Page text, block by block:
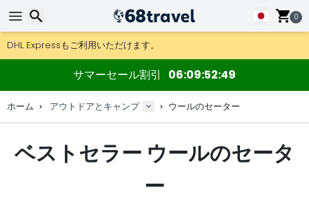
0
DHL Expressもご利用いただけます。
返品は30日間、木製マップやデコは90日間OK.
アウトドア用品やアクセサリーが超お得な価格！
サマーセール割引 06 09 52 49
ホーム アウトドアとキャンプ ウールのセーター
ベストセラー ウールのセータ
ー
検索